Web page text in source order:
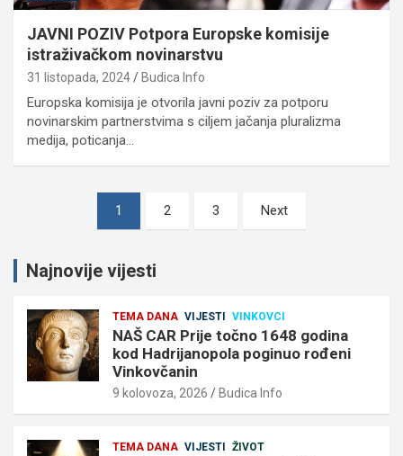
JAVNI POZIV Potpora Europske komisije
istraživačkom novinarstvu
31 listopada, 2024 Budica Info
Europska komisija je otvorila javni poziv za potporu
novinarskim partnerstvima s ciljem jačanja pluralizma
medija, poticanja…
objava
1 2 3 Next
Najnovije vijesti
TEMA DANA VIJESTI VINKOVCI
NAŠ CAR Prije točno 1648 godina
kod Hadrijanopola poginuo rođeni
Vinkovčanin
9 kolovoza, 2026 Budica Info
TEMA DANA VIJESTI ŽIVOT